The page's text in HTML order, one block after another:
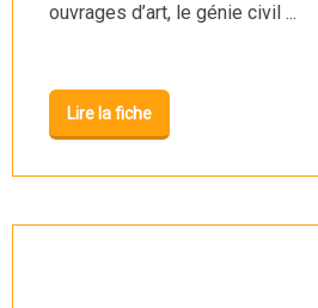
ouvrages d’art, le génie civil ...
Lire la fiche